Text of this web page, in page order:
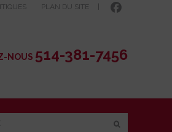
PLAN DU SITE
NOUS 514-381-7456